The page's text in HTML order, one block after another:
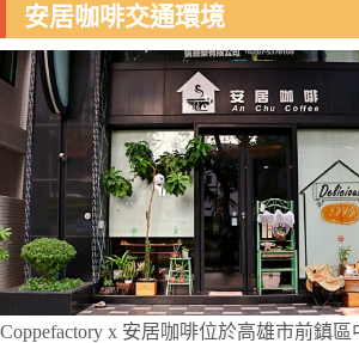
安居咖啡交通環境
Coppefactory x 安居咖啡位於高雄市前鎮區